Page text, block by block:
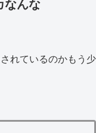
なんな
れているのかもう少